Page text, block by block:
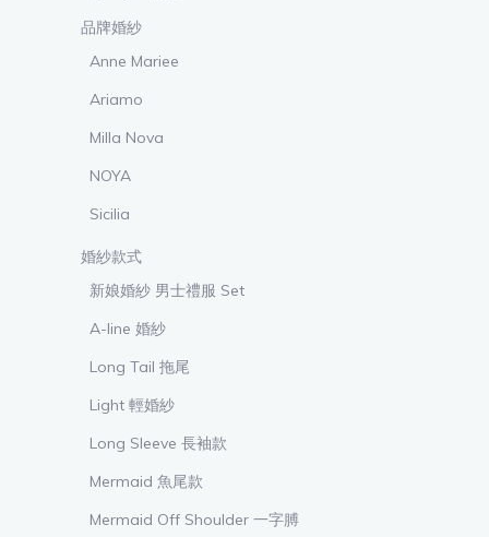
品牌婚紗
Anne Mariee
Ariamo
Milla Nova
NOYA
Sicilia
婚紗款式
新娘婚紗 男士禮服 Set
A-line 婚紗
Long Tail 拖尾
Light 輕婚紗
Long Sleeve 長袖款
Mermaid 魚尾款
Mermaid Off Shoulder 一字膊